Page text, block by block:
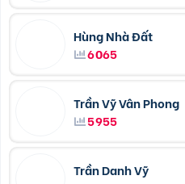
Hùng Nhà Đất
6065
Trần Vỹ Vân Phong
5955
Trần Danh Vỹ